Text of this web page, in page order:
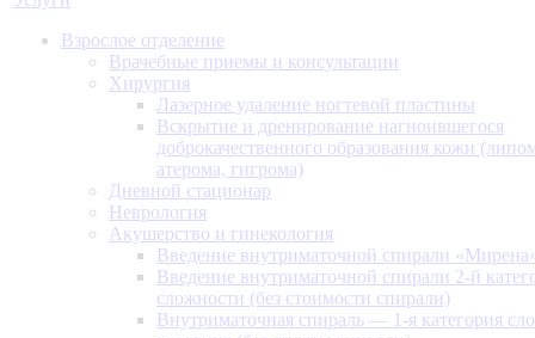
Взрослое отделение
Врачебные приемы и консультации
Хирургия
Лазерное удаление ногтевой пластины
Вскрытие и дренирование нагноившегося
доброкачественного образования кожи
атерома, гигрома)
Дневной стационар
Неврология
Акушерство и гинекология
Введение внутриматочной спирали
Введение внутриматочной спирали 2-й
сложности (без стоимости спирали)
Внутриматочная спираль — 1-я категория